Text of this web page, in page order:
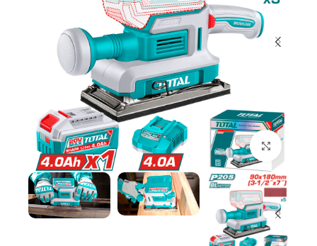
Click to enlarge